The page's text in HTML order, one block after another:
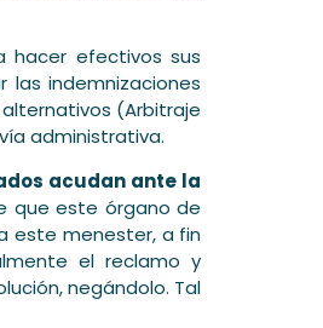
hacer efectivos sus
indemnizaciones
(Arbitraje
administrativa.
acudan ante la
que este órgano de
este menester, a fin
el reclamo y
negándolo. Tal